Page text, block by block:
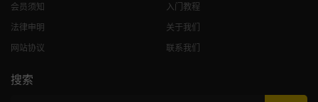
会员须知
法律申明
网站协议
入门教程
关于我们
联系我们
搜索